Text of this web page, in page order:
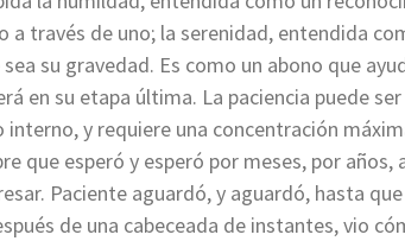
a través de uno; la serenidad, entendida
su gravedad. Es como un abono que
en su etapa última. La paciencia puede
y requiere una concentración
que esperó y esperó por meses, por años,
Paciente aguardó, y aguardó, hasta
de una cabeceada de instantes, vio